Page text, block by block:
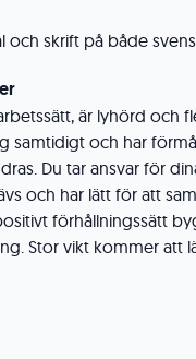
och skrift på både
är lyhörd och
samtidigt och har
Du tar ansvar för
och har lätt för att
förhållningssätt
Stor vikt kommer att